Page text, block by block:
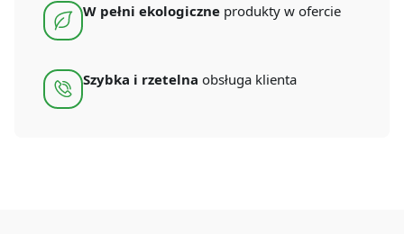
W pełni ekologiczne produkty w ofercie
Szybka i rzetelna obsługa klienta